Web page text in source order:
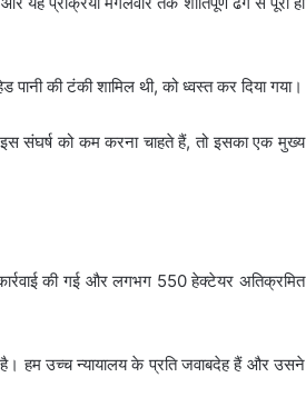
की टंकी शामिल थी, को ध्वस्त कर दिया गया।
संघर्ष को कम करना चाहते हैं, तो इसका एक मुख्य
की गई और लगभग 550 हेक्टेयर अतिक्रमित
है। हम उच्च न्यायालय के प्रति जवाबदेह हैं और उसने